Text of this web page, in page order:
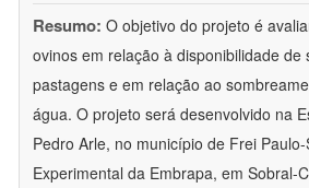
Resumo: O objetivo do projeto é
ovinos em relação à disponibilidade de
pastagens e em relação ao
água. O projeto será desenvolvido na
Pedro Arle, no município de Frei
Experimental da Embrapa, em Sobral-